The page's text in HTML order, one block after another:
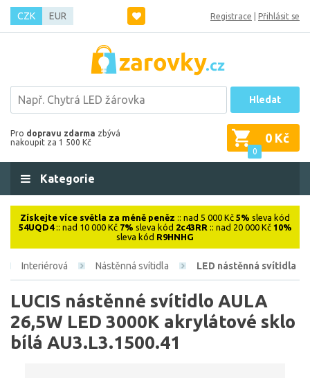
CZK EUR Registrace Přihlásit se
Hledat
Pro dopravu zdarma zbývá
nakoupit za 1 500 Kč
0
0 Kč
Kategorie
Získejte více světla za méně peněz :: nad 5 000 Kč 5% sleva kód
54UQD4:: nad 10 000 Kč 7% sleva kód 2c43RR :: nad 20 000 Kč 10%
sleva kód R9HNHG
Interiérová Nástěnná svítidla LED nástěnná svítidla
LUCIS nástěnné svítidlo AULA
26,5W LED 3000K akrylátové sklo
bílá AU3.L3.1500.41